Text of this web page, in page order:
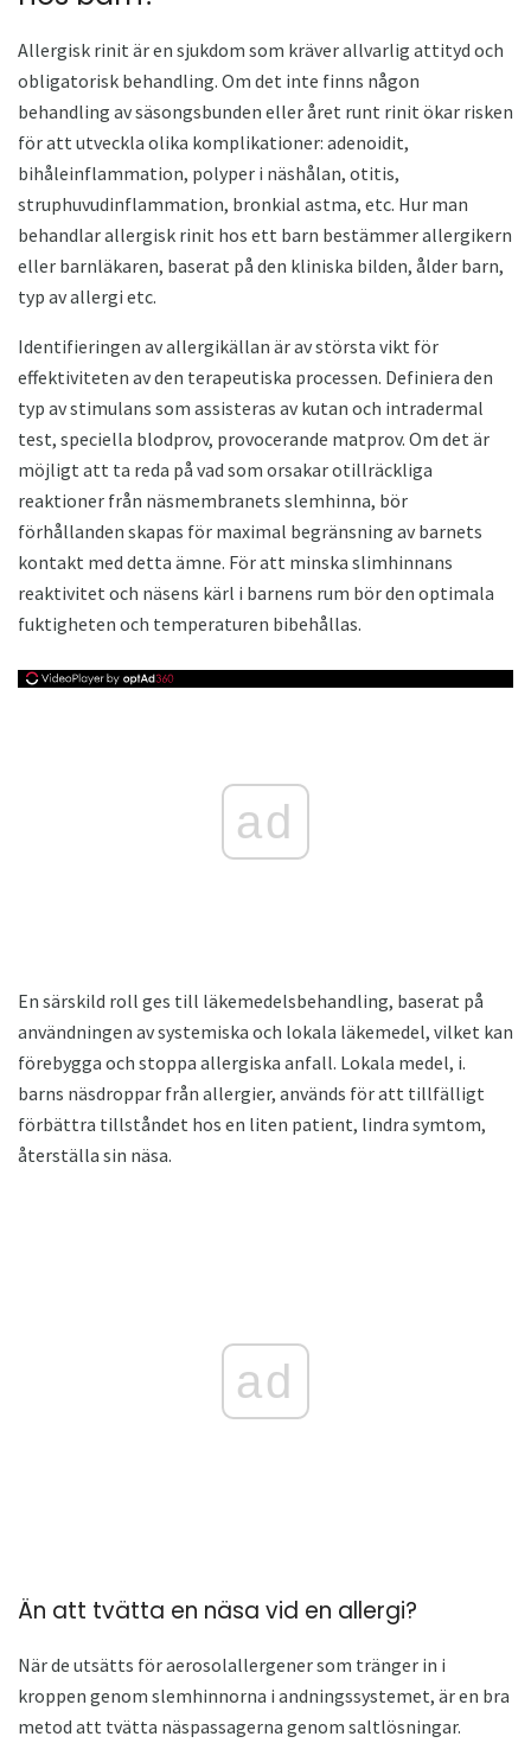
Allergisk rinit är en sjukdom som kräver allvarlig attityd och
obligatorisk behandling. Om det inte finns någon
behandling av säsongsbunden eller året runt rinit ökar risken
för att utveckla olika komplikationer: adenoidit,
bihåleinflammation, polyper i näshålan, otitis,
struphuvudinflammation, bronkial astma, etc. Hur man
behandlar allergisk rinit hos ett barn bestämmer allergikern
eller barnläkaren, baserat på den kliniska bilden, ålder barn,
typ av allergi etc.
Identifieringen av allergikällan är av största vikt för
effektiviteten av den terapeutiska processen. Definiera den
typ av stimulans som assisteras av kutan och intradermal
test, speciella blodprov, provocerande matprov. Om det är
möjligt att ta reda på vad som orsakar otillräckliga
reaktioner från näsmembranets slemhinna, bör
förhållanden skapas för maximal begränsning av barnets
kontakt med detta ämne. För att minska slimhinnans
reaktivitet och näsens kärl i barnens rum bör den optimala
fuktigheten och temperaturen bibehållas.
ad
En särskild roll ges till läkemedelsbehandling, baserat på
användningen av systemiska och lokala läkemedel, vilket kan
förebygga och stoppa allergiska anfall. Lokala medel, i.
barns näsdroppar från allergier, används för att tillfälligt
förbättra tillståndet hos en liten patient, lindra symtom,
återställa sin näsa.
ad
Än att tvätta en näsa vid en allergi?
När de utsätts för aerosolallergener som tränger in i
kroppen genom slemhinnorna i andningssystemet, är en bra
metod att tvätta näspassagerna genom saltlösningar.